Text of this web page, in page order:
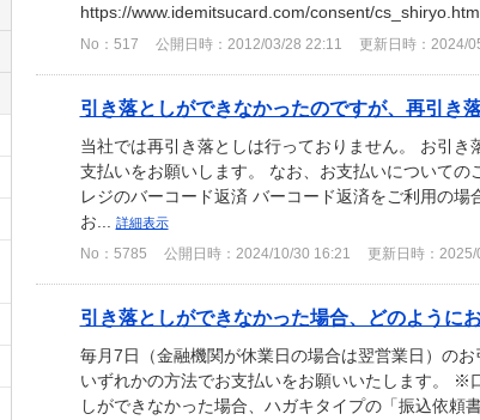
https://www.idemitsucard.com/consent/
No：517 公開日時：2012/03/28 22:11 更新日時：2024/
引き落としができなかったのですが、再引き
当社では再引き落としは行っておりません。 お引
支払いをお願いします。 なお、お支払いについて
レジのバーコード返済 バーコード返済をご利用の
お...
詳細表示
No：5785 公開日時：2024/10/30 16:21 更新日時：
引き落としができなかった場合、どのように
毎月7日（金融機関が休業日の場合は翌営業日）の
いずれかの方法でお支払いをお願いいたします。
しができなかった場合、ハガキタイプの「振込依頼